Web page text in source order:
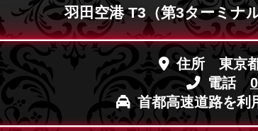
羽田空港 T3（第3ターミナ
住所 東京
電話
首都高速道路を利